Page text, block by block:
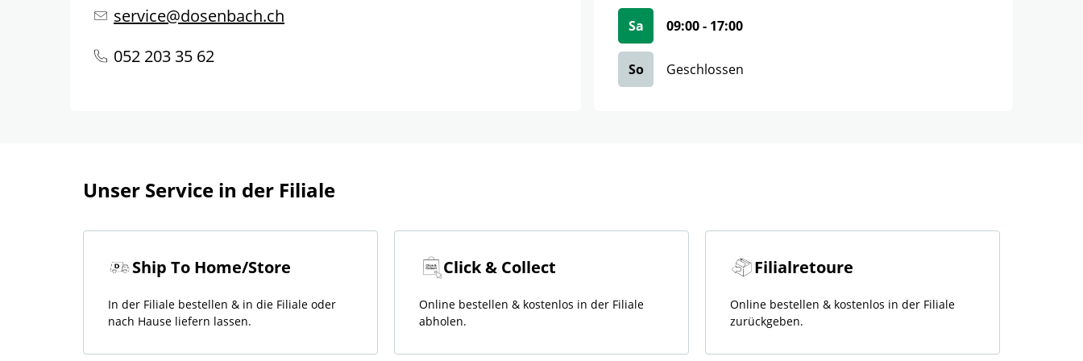
service@dosenbach.ch
052 203 35 62
Sa 09:00- 17:00
So Geschlossen
Unser Service in der Filiale
Ship To Home/Store
In der Filiale bestellen & in die Filiale oder
nach Hause liefern lassen.
Click & Collect
Online bestellen & kostenlos in der Filiale
abholen.
Filialretoure
Online bestellen & kostenlos in der Filiale
zurückgeben.